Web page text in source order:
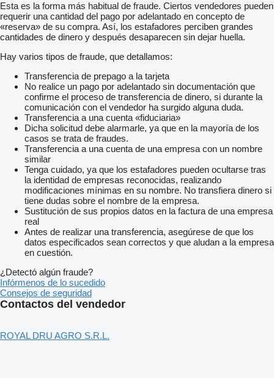
Esta es la forma más habitual de fraude. Ciertos vendedores pueden
requerir una cantidad del pago por adelantado en concepto de
«reserva» de su compra. Así, los estafadores perciben grandes
cantidades de dinero y después desaparecen sin dejar huella.
Hay varios tipos de fraude, que detallamos:
Transferencia de prepago a la tarjeta
No realice un pago por adelantado sin documentación que
confirme el proceso de transferencia de dinero, si durante la
comunicación con el vendedor ha surgido alguna duda.
Transferencia a una cuenta «fiduciaria»
Dicha solicitud debe alarmarle, ya que en la mayoría de los
casos se trata de fraudes.
Transferencia a una cuenta de una empresa con un nombre
similar
Tenga cuidado, ya que los estafadores pueden ocultarse tras
la identidad de empresas reconocidas, realizando
modificaciones mínimas en su nombre. No transfiera dinero si
tiene dudas sobre el nombre de la empresa.
Sustitución de sus propios datos en la factura de una empresa
real
Antes de realizar una transferencia, asegúrese de que los
datos especificados sean correctos y que aludan a la empresa
en cuestión.
¿Detectó algún fraude?
Infórmenos de lo sucedido
Consejos de seguridad
Contactos del vendedor
ROYAL DRU AGRO S.R.L.